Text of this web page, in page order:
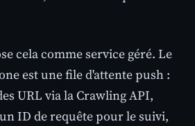
cela comme service géré. Le
est une file d'attente push :
URL via la Crawling API,
ID de requête pour le suivi,